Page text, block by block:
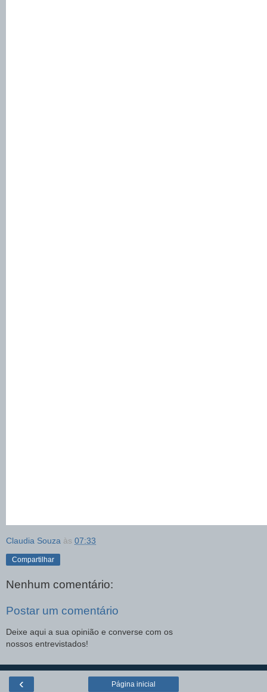
Claudia Souza às 07:33
Compartilhar
Nenhum comentário:
Postar um comentário
Deixe aqui a sua opinião e converse com os
nossos entrevistados!
‹ Página inicial